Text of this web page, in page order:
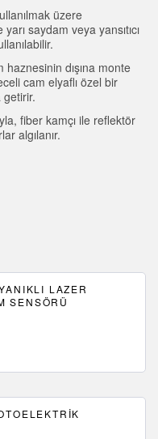
üzere
saydam veya yansıtıcı
haznesinin dışına monte
cam elyaflı özel bir
getirir.
fiber kamçı ile reflektör
algılanır.
LAZER
SENSÖRÜ